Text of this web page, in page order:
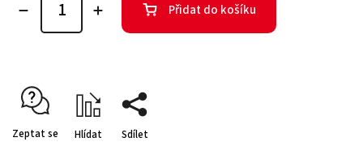
Přidat do košíku
Zeptat se Hlídat Sdílet